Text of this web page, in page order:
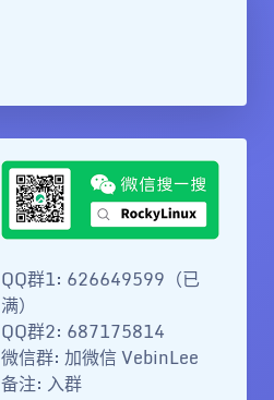
QQ群1: 626649599（已
满）
QQ群2: 687175814
微信群: 加微信 VebinLee
备注: 入群